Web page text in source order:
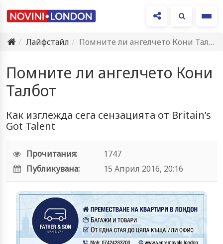
Лайфстайл
Помните ли ангелчето Кони Талбот
Помните ли ангелчето Кони
Талбот
Как изглежда сега сензацията от Britain’s
Got Talent
Прочитания:
1747
Публикувана:
15 Април 2016, 20:16